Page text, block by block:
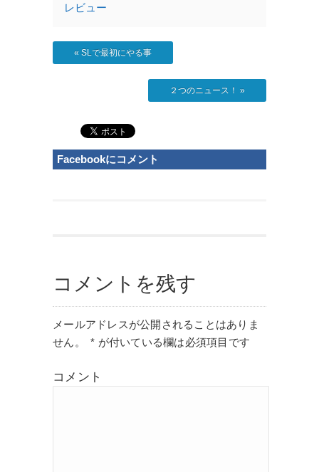
レビュー
« SLで最初にやる事
２つのニュース！ »
Facebookにコメント
コメントを残す
メールアドレスが公開されることはありま
せん。
* が付いている欄は必須項目です
コメント